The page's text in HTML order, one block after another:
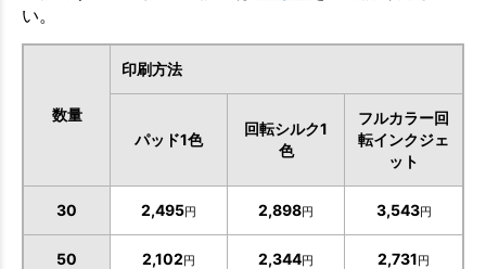
い。
数量
印刷方法
パッド1色
回転シルク1
色
フルカラー回
転インクジェ
ット
30 2,495円 2,898円 3,543円
50 2,102円 2,344円 2,731円